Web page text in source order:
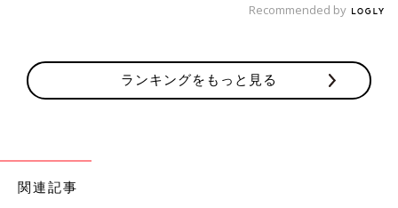
Recommended by
ランキングをもっと見る
関連記事